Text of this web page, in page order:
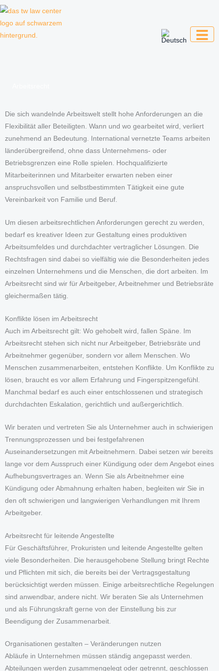
Zum
Die sich wandelnde Arbeitswelt stellt hohe Anforderungen an die
Flexibilität aller Beteiligten. Wann und wo gearbeitet wird, verliert
zunehmend an Bedeutung. International vernetzte Teams arbeiten
länderübergreifend, ohne dass Unternehmens- oder
Betriebsgrenzen eine Rolle spielen. Hochqualifizierte
Mitarbeiterinnen und Mitarbeiter erwarten neben einer
anspruchsvollen und selbstbestimmten Tätigkeit eine gute
Vereinbarkeit von Familie und Beruf.
Um diesen arbeitsrechtlichen Anforderungen gerecht zu werden,
bedarf es kreativer Ideen zur Gestaltung eines produktiven
Arbeitsumfeldes und durchdachter vertraglicher Lösungen. Die
Rechtsfragen sind dabei so vielfältig wie die Besonderheiten jedes
einzelnen Unternehmens und die Menschen, die dort arbeiten. Im
Arbeitsrecht sind wir für Arbeitgeber, Arbeitnehmer und Betriebsräte
gleichermaßen tätig.
Konflikte lösen im Arbeitsrecht
Auch im Arbeitsrecht gilt: Wo gehobelt wird, fallen Späne. Im
Arbeitsrecht stehen sich nicht nur Arbeitgeber, Betriebsräte und
Arbeitnehmer gegenüber, sondern vor allem Menschen. Wo
Menschen zusammenarbeiten, entstehen Konflikte. Um Konflikte zu
lösen, braucht es vor allem Erfahrung und Fingerspitzengefühl.
Manchmal bedarf es auch einer entschlossenen und strategisch
durchdachten Eskalation, gerichtlich und außergerichtlich.
Wir beraten und vertreten Sie als Unternehmer auch in schwierigen
Trennungsprozessen und bei festgefahrenen
Auseinandersetzungen mit Arbeitnehmern. Dabei setzen wir bereits
lange vor dem Ausspruch einer Kündigung oder dem Angebot eines
Aufhebungsvertrages an. Wenn Sie als Arbeitnehmer eine
Kündigung oder Abmahnung erhalten haben, begleiten wir Sie in
den oft schwierigen und langwierigen Verhandlungen mit Ihrem
Arbeitgeber.
Arbeitsrecht für leitende Angestellte
Für Geschäftsführer, Prokuristen und leitende Angestellte gelten
viele Besonderheiten. Die herausgehobene Stellung bringt Rechte
und Pflichten mit sich, die bereits bei der Vertragsgestaltung
berücksichtigt werden müssen. Einige arbeitsrechtliche Regelungen
sind anwendbar, andere nicht. Wir beraten Sie als Unternehmen
und als Führungskraft gerne von der Einstellung bis zur
Beendigung der Zusammenarbeit.
Organisationen gestalten – Veränderungen nutzen
Abläufe in Unternehmen müssen ständig angepasst werden.
Abteilungen werden zusammengelegt oder getrennt, geschlossen